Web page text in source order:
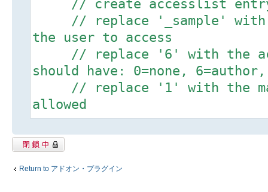
VALUES
'1', NULL,
'_sample',
'1234567890'),
'_sample',
'1234567890'),
// create accesslist
// replace '_sample' with
the user to access
// replace '6' with the
should have: 0=none,
// replace '1' with the
allowed
mysql_query("INSERT INTO
`{$TABLE_PREFIX}_accesslist`
tableName, accessLevel,
閉鎖中トピック
Return to アドオン・プラグイン